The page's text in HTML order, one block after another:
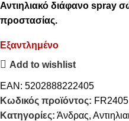
Αντιηλιακό διάφανο spray
προστασίας.
Εξαντλημένο
Add to wishlist
EAN: 5202888222405
Κωδικός προϊόντος: FR2405
Κατηγορίες: Άνδρας,